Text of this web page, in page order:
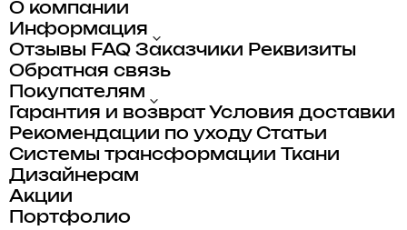
О компании
Информация
Отзывы FAQ Заказчики Реквизиты
Обратная связь
Покупателям
Гарантия и возврат Условия доставки
Рекомендации по уходу Статьи
Системы трансформации
Ткани
Дизайнерам
Акции
Портфолио